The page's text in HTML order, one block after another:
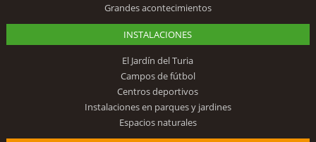
Grandes acontecimientos
INSTALACIONES
El Jardín del Turia
Campos de fútbol
Centros deportivos
Instalaciones en parques y jardines
Espacios naturales